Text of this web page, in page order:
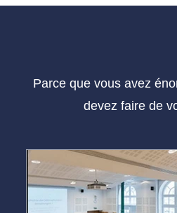
Parce que vous avez
devez faire de